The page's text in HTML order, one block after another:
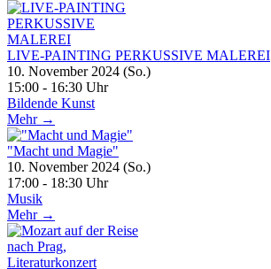
LIVE-PAINTING PERKUSSIVE MALEREI
10. November 2024 (So.)
15:00 - 16:30 Uhr
Bildende Kunst
Mehr →
"Macht und Magie"
10. November 2024 (So.)
17:00 - 18:30 Uhr
Musik
Mehr →